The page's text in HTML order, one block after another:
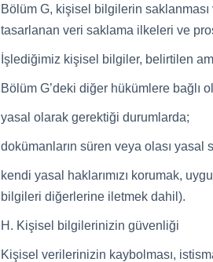
Bölüm G, kişisel bilgilerin
tasarlanan veri saklama ilkeleri ve
İşlediğimiz kişisel bilgiler, belirtilen
Bölüm G’deki diğer hükümlere bağlı
yasal olarak gerektiği durumlarda;
dokümanların süren veya olası
kendi yasal haklarımızı korumak,
bilgileri diğerlerine iletmek dahil).
H. Kişisel bilgilerinizin güvenliği
Kişisel verilerinizin kaybolması,